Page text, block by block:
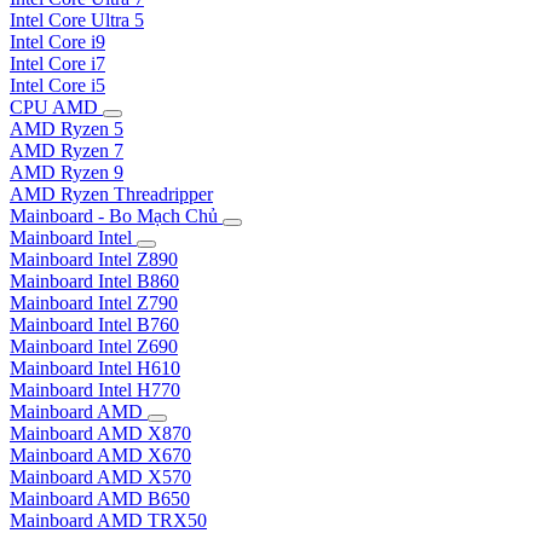
Intel Core Ultra 5
Intel Core i9
Intel Core i7
Intel Core i5
CPU AMD
AMD Ryzen 5
AMD Ryzen 7
AMD Ryzen 9
AMD Ryzen Threadripper
Mainboard - Bo Mạch Chủ
Mainboard Intel
Mainboard Intel Z890
Mainboard Intel B860
Mainboard Intel Z790
Mainboard Intel B760
Mainboard Intel Z690
Mainboard Intel H610
Mainboard Intel H770
Mainboard AMD
Mainboard AMD X870
Mainboard AMD X670
Mainboard AMD X570
Mainboard AMD B650
Mainboard AMD TRX50